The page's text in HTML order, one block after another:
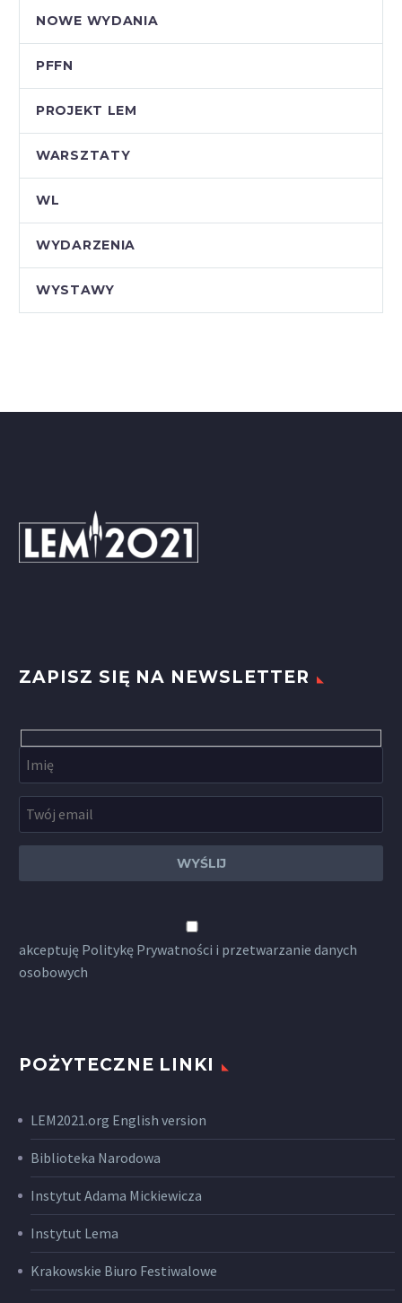
NOWE WYDANIA
PFFN
PROJEKT LEM
WARSZTATY
WL
WYDARZENIA
WYSTAWY
ZAPISZ SIĘ NA NEWSLETTER
akceptuję Politykę Prywatności i przetwarzanie danych
osobowych
POŻYTECZNE LINKI
LEM2021.org English version
Biblioteka Narodowa
Instytut Adama Mickiewicza
Instytut Lema
Krakowskie Biuro Festiwalowe